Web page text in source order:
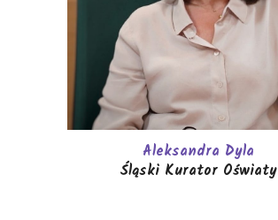
Aleksandra Dyla
Śląski Kurator Oświaty